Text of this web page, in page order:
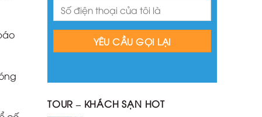
TOUR – KHÁCH SẠN HOT